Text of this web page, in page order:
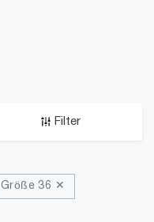
Filter
Größe 36 ✕